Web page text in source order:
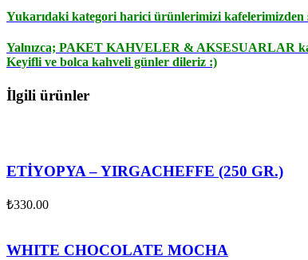
Yukarıdaki kategori harici ürünlerimizi
Yalnızca; PAKET KAHVELER & AKSESUARLAR
Keyifli ve bolca kahveli günler dileriz :)
İlgili ürünler
ETİYOPYA – YIRGACHEFFE (250 GR.)
₺330.00
WHITE CHOCOLATE MOCHA